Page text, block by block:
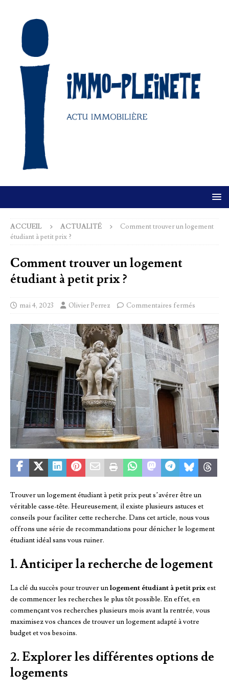
ACCUEIL ACTUALITÉ
Comment trouver un logement
étudiant à petit prix ?
Comment trouver un logement
étudiant à petit prix ?
mai 4, 2023 Olivier Perrez Commentaires fermés
Trouver un logement étudiant à petit prix peut s’avérer être un
véritable casse-tête. Heureusement, il existe plusieurs astuces et
conseils pour faciliter cette recherche. Dans cet article, nous vous
offrons une série de recommandations pour dénicher le logement
étudiant idéal sans vous ruiner.
1. Anticiper la recherche de logement
La clé du succès pour trouver unlogement étudiant à petit prixest
de commencer les recherches le plus tôt possible. En effet, en
commençant vos recherches plusieurs mois avant la rentrée, vous
maximisez vos chances de trouver un logement adapté à votre
budget et vos besoins.
2. Explorer les différentes options de
logements